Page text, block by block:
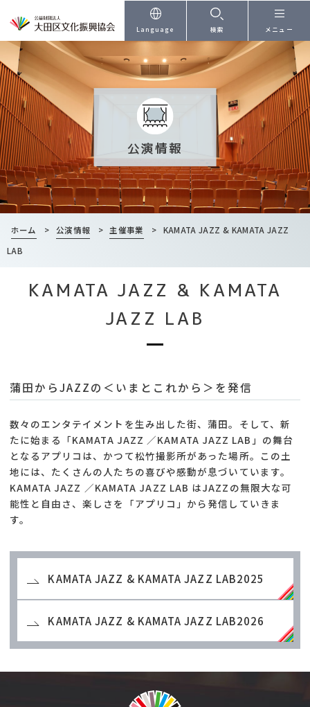
本文へ
Language 検索 メニュー
公演情報
ホーム > 公演情報 > 主催事業 >
KAMATA JAZZ & KAMATA JAZZ
LAB
KAMATA JAZZ & KAMATA
JAZZ LAB
蒲田からJAZZの＜いまとこれから＞を発信
数々のエンタテイメントを生み出した街、蒲田。そして、新
たに始まる「KAMATA JAZZ ／KAMATA JAZZ LAB」の舞台
となるアプリコは、かつて松竹撮影所があった場所。この土
地には、たくさんの人たちの喜びや感動が息づいています。
KAMATA JAZZ ／KAMATA JAZZ LAB はJAZZの無限大な可
能性と自由さ、楽しさを「アプリコ」から発信していきま
す。
KAMATA JAZZ & KAMATA JAZZ LAB2025
KAMATA JAZZ & KAMATA JAZZ LAB2026